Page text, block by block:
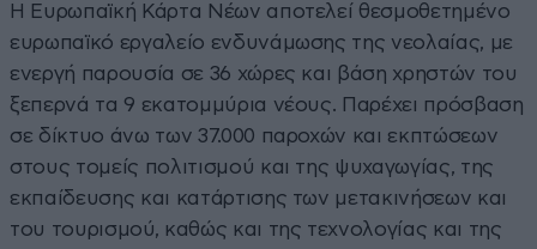
Η Ευρωπαϊκή Κάρτα Νέων αποτελεί θεσμοθετημένο
ευρωπαϊκό εργαλείο ενδυνάμωσης της νεολαίας, με
ενεργή παρουσία σε 36 χώρες και βάση χρηστών του
ξεπερνά τα 9 εκατομμύρια νέους. Παρέχει πρόσβαση
σε δίκτυο άνω των 37.000 παροχών και εκπτώσεων
στους τομείς πολιτισμού και της ψυχαγωγίας, της
εκπαίδευσης και κατάρτισης των μετακινήσεων και
του τουρισμού, καθώς και της τεχνολογίας και της